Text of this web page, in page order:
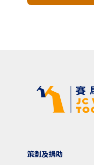
策劃及捐助